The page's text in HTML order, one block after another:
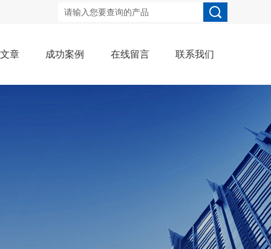
章 成功案例 在线留言 联系我们